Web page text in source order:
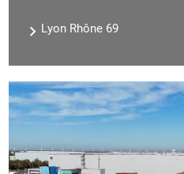
Lyon Rhône 69